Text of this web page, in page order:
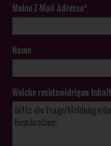
Meine E-Mail Adresse*
Name
Welche rechtswidrigen